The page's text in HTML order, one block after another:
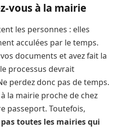
vous à la mairie
les personnes : elles
acculées par le temps.
documents et avez fait la
processus devrait
perdez donc pas de temps.
la mairie proche de chez
passeport. Toutefois,
toutes les mairies qui